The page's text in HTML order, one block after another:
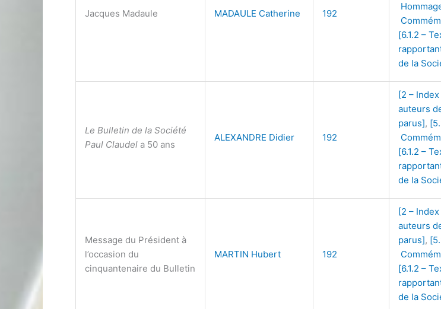
Jacques Madaule MADAULE Catherine 192
[6.1.2 –
de la
Le Bulletin de la Société
Paul Claudel a 50 ans
ALEXANDRE Didier 192
[2 –
auteurs
parus],
[6.1.2 –
de la
Message du Président à
l’occasion du
cinquantenaire du Bulletin
MARTIN Hubert 192
[2 –
auteurs
parus],
[6.1.2 –
de la